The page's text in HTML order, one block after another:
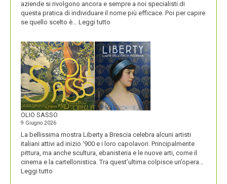
aziende si rivolgono ancora e sempre a noi specialisti di
questa pratica di individuare il nome più efficace. Poi per capire
se quello scelto è… Leggi tutto
BLACKBERRY,
LA
STORIA
E
LA
VISIONE
ALL’ORIGINE
DI
NOME
OLIO SASSO
9 Giugno 2026
La bellissima mostra Liberty a Brescia celebra alcuni artisti
italiani attivi ad inizio ‘900 e i loro capolavori. Principalmente
pittura, ma anche scultura, ebanisteria e le nuove arti, come il
cinema e la cartellonistica. Tra quest’ultima colpisce un’opera…
Leggi tutto